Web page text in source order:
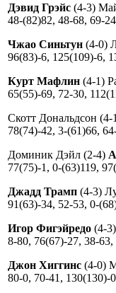
Дэвид Грэйс (4-3)
48-(82)82, 48-68, 69-
Чжао Синьтун (4-0)
96(83)-6, 125(109)-6,
Курт Мафлин (4-1)
65(55)-69, 72-30,
Скотт Дональдсон
78(74)-42, 3-(61)66,
Доминик Дэйл (2-4)
77(75)-1, 0-(63)119,
Джадд Трамп (4-3)
91(63)-34, 52-53, 0-
Игор Фигэйредо (4-
8-80, 76(67)-27, 38-
Джон Хиггинс (4-0)
80-0, 70-41, 130(130)-